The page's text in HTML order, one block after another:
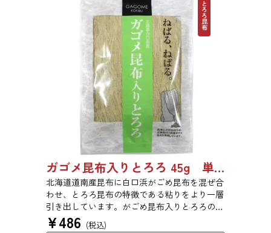
とろろ昆布
ガゴメ昆布入りとろろ 45g 単品 5袋セット 20袋セット 1774
北海道道南産昆布に白口浜がごめ昆布を混ぜ合
わせ、とろろ昆布の特徴である粘りをより一層
引き出しています。がごめ昆布入りとろろの粘
りと旨味をぜひご賞味ください。
¥486 (税込)